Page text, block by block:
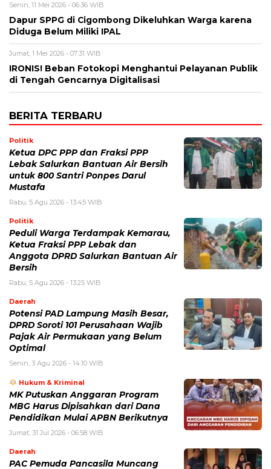
Senin, 11 Mei 2026 - 06:36 WIB
Dapur SPPG di Cigombong Dikeluhkan Warga karena
Diduga Belum Miliki IPAL
Jumat, 1 Mei 2026 - 07:31 WIB
IRONIS! Beban Fotokopi Menghantui Pelayanan Publik
di Tengah Gencarnya Digitalisasi
BERITA TERBARU
Politik
Ketua DPC PPP dan Fraksi PPP
Lebak Salurkan Bantuan Air Bersih
untuk 800 Santri Ponpes Darul
Mustafa
Rabu, 5 Agu 2026 - 13:45 WIB
Politik
Peduli Warga Terdampak Kemarau,
Ketua Fraksi PPP Lebak dan
Anggota DPRD Salurkan Bantuan Air
Bersih
Rabu, 5 Agu 2026 - 13:25 WIB
Daerah
Potensi PAD Lampung Masih Besar,
DPRD Soroti 101 Perusahaan Wajib
Pajak Air Permukaan yang Belum
Optimal
Senin, 3 Agu 2026 - 14:10 WIB
Hukum & Kriminal
MK Putuskan Anggaran Program
MBG Harus Dipisahkan dari Dana
Pendidikan Mulai APBN Berikutnya
Jumat, 31 Jul 2026 - 06:58 WIB
Daerah
PAC Pemuda Pancasila Muncang